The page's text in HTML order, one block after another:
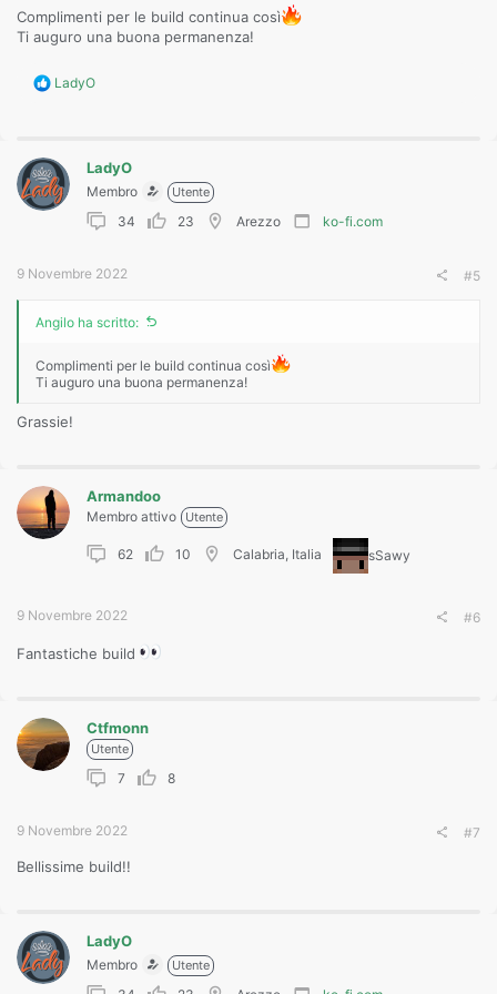
Complimenti per le build continua così
Ti auguro una buona permanenza!
R
i
o
n
LadyO
LadyO
Membro Utente
34 23 Arezzo ko-fi.com
9 Novembre 2022 #5
Angilo ha scritto:
Complimenti per le build continua così
Ti auguro una buona permanenza!
Grassie!
Armandoo
Membro attivo Utente
62 10 Calabria, Italia sSawy
9 Novembre 2022 #6
Fantastiche build
Ctfmonn
Utente
7 8
9 Novembre 2022 #7
Bellissime build!!
LadyO
Membro Utente